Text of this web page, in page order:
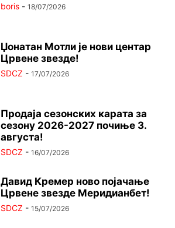
boris - 18/07/2026
Џонатан Мотли је нови центар
Црвене звезде!
SDCZ - 17/07/2026
Продаја сезонских карата за
сезону 2026-2027 почиње 3.
августа!
SDCZ - 16/07/2026
Давид Кремер ново појачање
Црвене звезде Меридианбет!
SDCZ - 15/07/2026